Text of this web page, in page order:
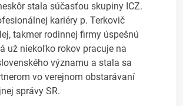
stala súčasťou skupiny ICZ.
kariéry p. Terkovič
takmer rodinnej firmy úspešnú
už niekoľko rokov pracuje na
významu a stala sa
vo verejnom obstarávaní
správy SR.